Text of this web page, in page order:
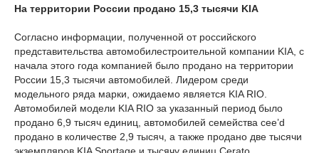
На территории России продано 15,3 тысячи KIA
Согласно информации, полученной от российского
представительства автомобилестроительной компании KIA, с
начала этого года компанией было продано на территории
России 15,3 тысячи автомобилей. Лидером среди
модельного ряда марки, ожидаемо является KIA RIO.
Автомобилей модели KIA RIO за указанный период было
продано 6,9 тысяч единиц, автомобилей семейства cee’d
продано в количестве 2,9 тысяч, а также продано две тысячи